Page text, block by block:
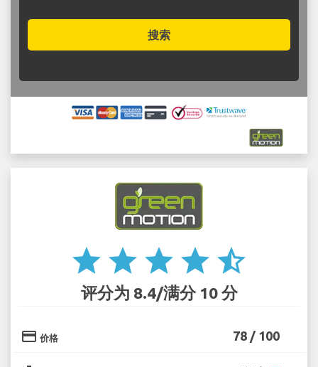
搜索
star star star star star_half
评分为 8.4/满分 10 分
credit_card 价格 78 / 100